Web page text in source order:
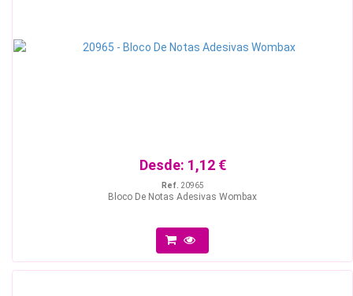
Desde: 1,12 €
Ref. 20965
Bloco De Notas Adesivas Wombax